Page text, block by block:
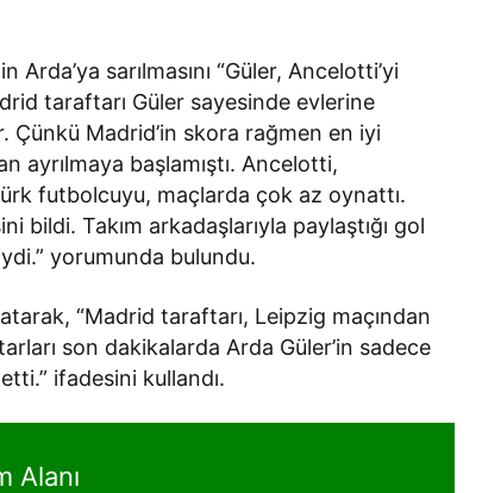
sarılmasını “Güler, Ancelotti’yi
taraftarı Güler sayesinde evlerine
Çünkü Madrid’in skora rağmen en iyi
ayrılmaya başlamıştı. Ancelotti,
futbolcuyu, maçlarda çok az oynattı.
bildi. Takım arkadaşlarıyla paylaştığı gol
yorumunda bulundu.
“Madrid taraftarı, Leipzig maçından
son dakikalarda Arda Güler’in sadece
ifadesini kullandı.
Alanı